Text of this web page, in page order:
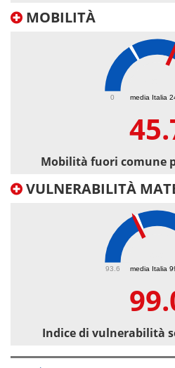
MOBILITÀ
media Italia
0
Mobilità fuori comune
VULNERABILITÀ
media Italia
93.6
Indice di vulnerabilità